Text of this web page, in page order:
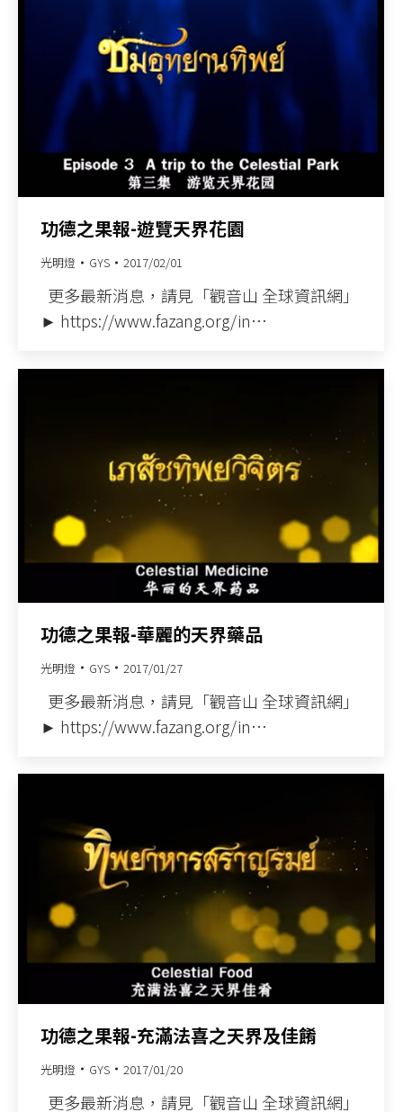
功德之果報-遊覽天界花園
光明燈 GYS 2017/02/01
更多最新消息，請見「觀音山 全球資訊網」
► https://www.fazang.org/in…
功德之果報-華麗的天界藥品
光明燈 GYS 2017/01/27
更多最新消息，請見「觀音山 全球資訊網」
► https://www.fazang.org/in…
功德之果報-充滿法喜之天界及佳餚
光明燈 GYS 2017/01/20
更多最新消息，請見「觀音山 全球資訊網」